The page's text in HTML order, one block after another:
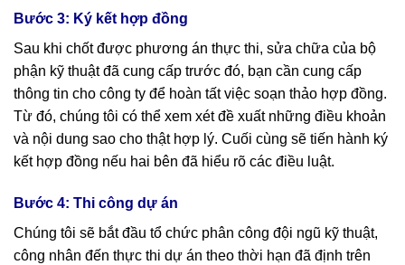
Bước 3: Ký kết hợp đồng
Sau khi chốt được phương án thực thi, sửa chữa của bộ
phận kỹ thuật đã cung cấp trước đó, bạn cần cung cấp
thông tin cho công ty để hoàn tất việc soạn thảo hợp đồng.
Từ đó, chúng tôi có thể xem xét đề xuất những điều khoản
và nội dung sao cho thật hợp lý. Cuối cùng sẽ tiến hành ký
kết hợp đồng nếu hai bên đã hiểu rõ các điều luật.
Bước 4: Thi công dự án
Chúng tôi sẽ bắt đầu tổ chức phân công đội ngũ kỹ thuật,
công nhân đến thực thi dự án theo thời hạn đã định trên